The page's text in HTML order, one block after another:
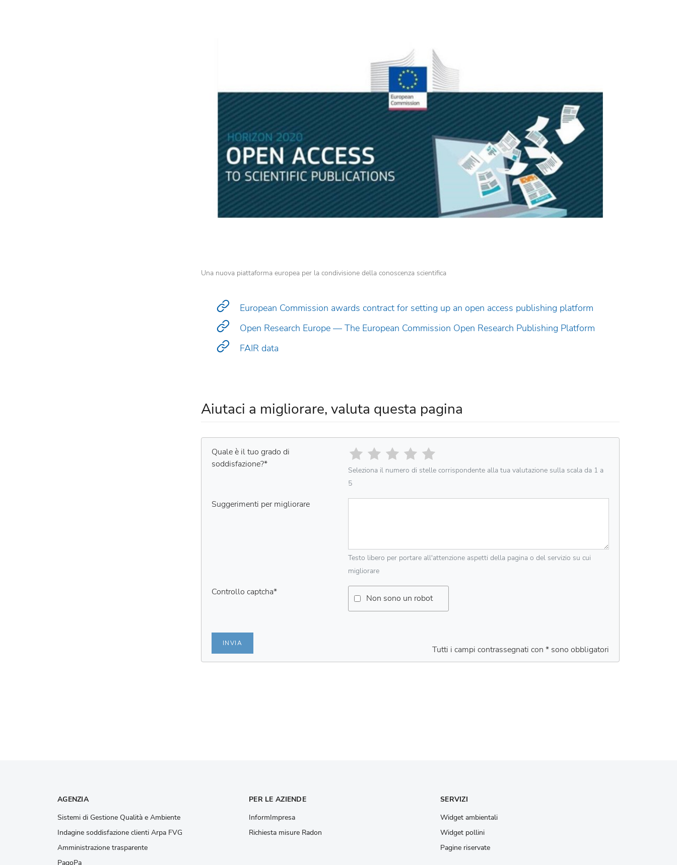
Una nuova piattaforma europea per la condivisione della conoscenza scientifica
European Commission awards contract for setting up an open access publishing platform
Open Research Europe — The European Commission Open Research Publishing Platform
FAIR data
Aiutaci a migliorare, valuta questa pagina
Quale è il tuo grado di
soddisfazione?*
Seleziona il numero di stelle corrispondente alla tua valutazione sulla scala da 1 a
5
Suggerimenti per migliorare
Testo libero per portare all'attenzione aspetti della pagina o del servizio su cui
migliorare
Controllo captcha*
Non sono un robot
INVIA
Tutti i campi contrassegnati con * sono obbligatori
AGENZIA
Sistemi di Gestione Qualità e Ambiente
Indagine soddisfazione clienti Arpa FVG
Amministrazione trasparente
PagoPa
PER LE AZIENDE
InformImpresa
Richiesta misure Radon
SERVIZI
Widget ambientali
Widget pollini
Pagine riservate